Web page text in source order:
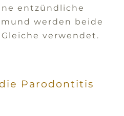
entzündliche
werden beide
verwendet.
Parodontitis